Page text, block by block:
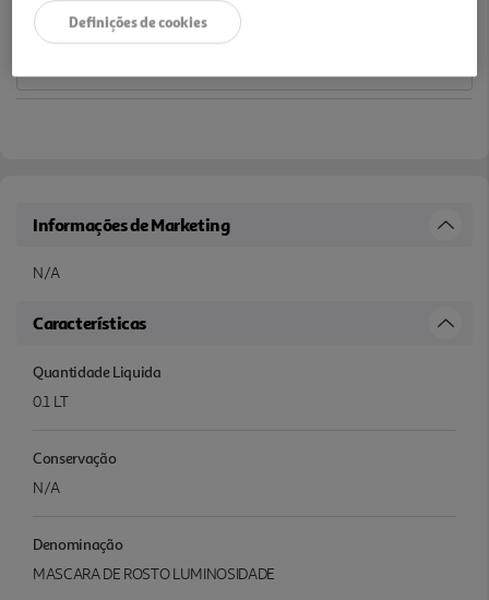
Informações de Marketing
N/A
Características
Quantidade Liquida
0.1 LT
Conservação
N/A
Denominação
MASCARA DE ROSTO LUMINOSIDADE
Definições de cookies